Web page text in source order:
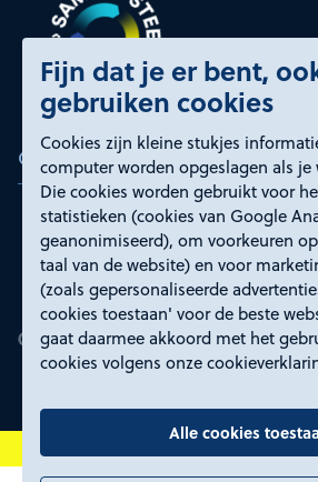
Fijn dat je er bent,
gebruiken cookies
Cookies zijn kleine stukjes
computer worden opgeslagen als je
Die cookies worden gebruikt voor
statistieken (cookies van Google
geanonimiseerd), om voorkeuren
taal van de website) en voor
(zoals gepersonaliseerde
cookies toestaan' voor de beste
gaat daarmee akkoord met het
cookies volgens onze
Alle cookies
Certificeringen